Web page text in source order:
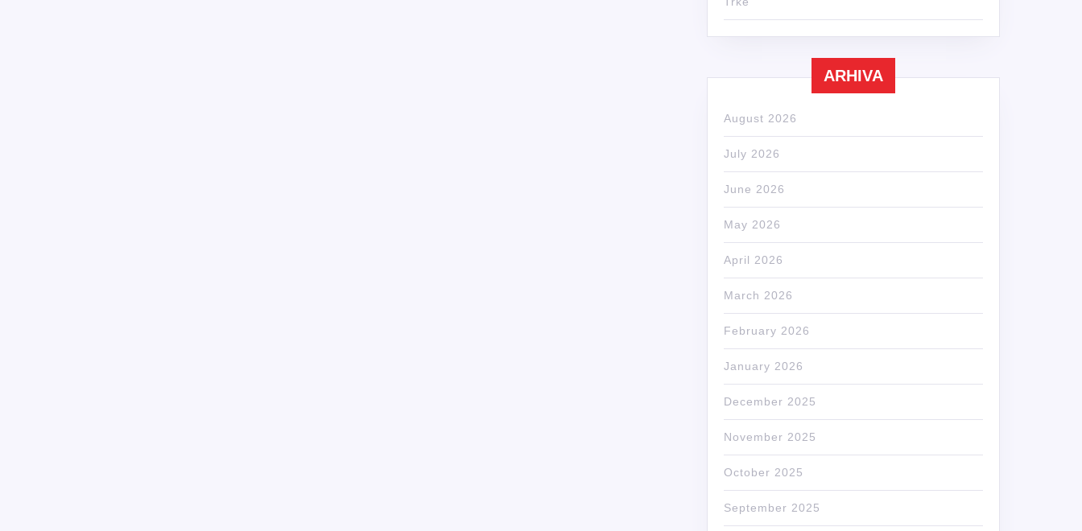
ARHIVA
August 2026
July 2026
June 2026
May 2026
April 2026
March 2026
February 2026
January 2026
December 2025
November 2025
October 2025
September 2025